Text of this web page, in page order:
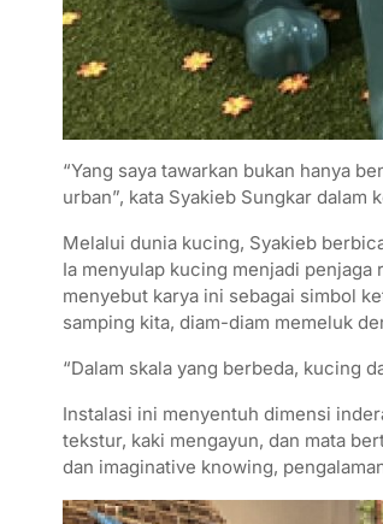
“Yang saya tawarkan bukan hanya
urban”, kata Syakieb Sungkar dalam
Melalui dunia kucing, Syakieb
Ia menyulap kucing menjadi penjaga
menyebut karya ini sebagai simbol
samping kita, diam-diam memeluk
“Dalam skala yang berbeda, kucing
Instalasi ini menyentuh dimensi
tekstur, kaki mengayun, dan mata
dan imaginative knowing,